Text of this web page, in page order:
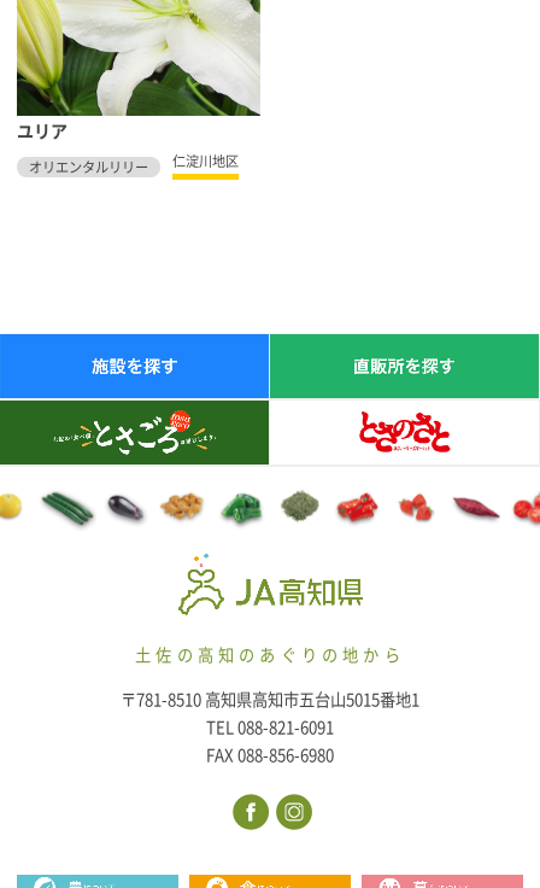
ユリア
オリエンタルリリー
仁淀川地区
土佐の高知のあぐりの地から
〒781-8510 高知県高知市五台山5015番地1
TEL 088-821-6091
FAX 088-856-6980